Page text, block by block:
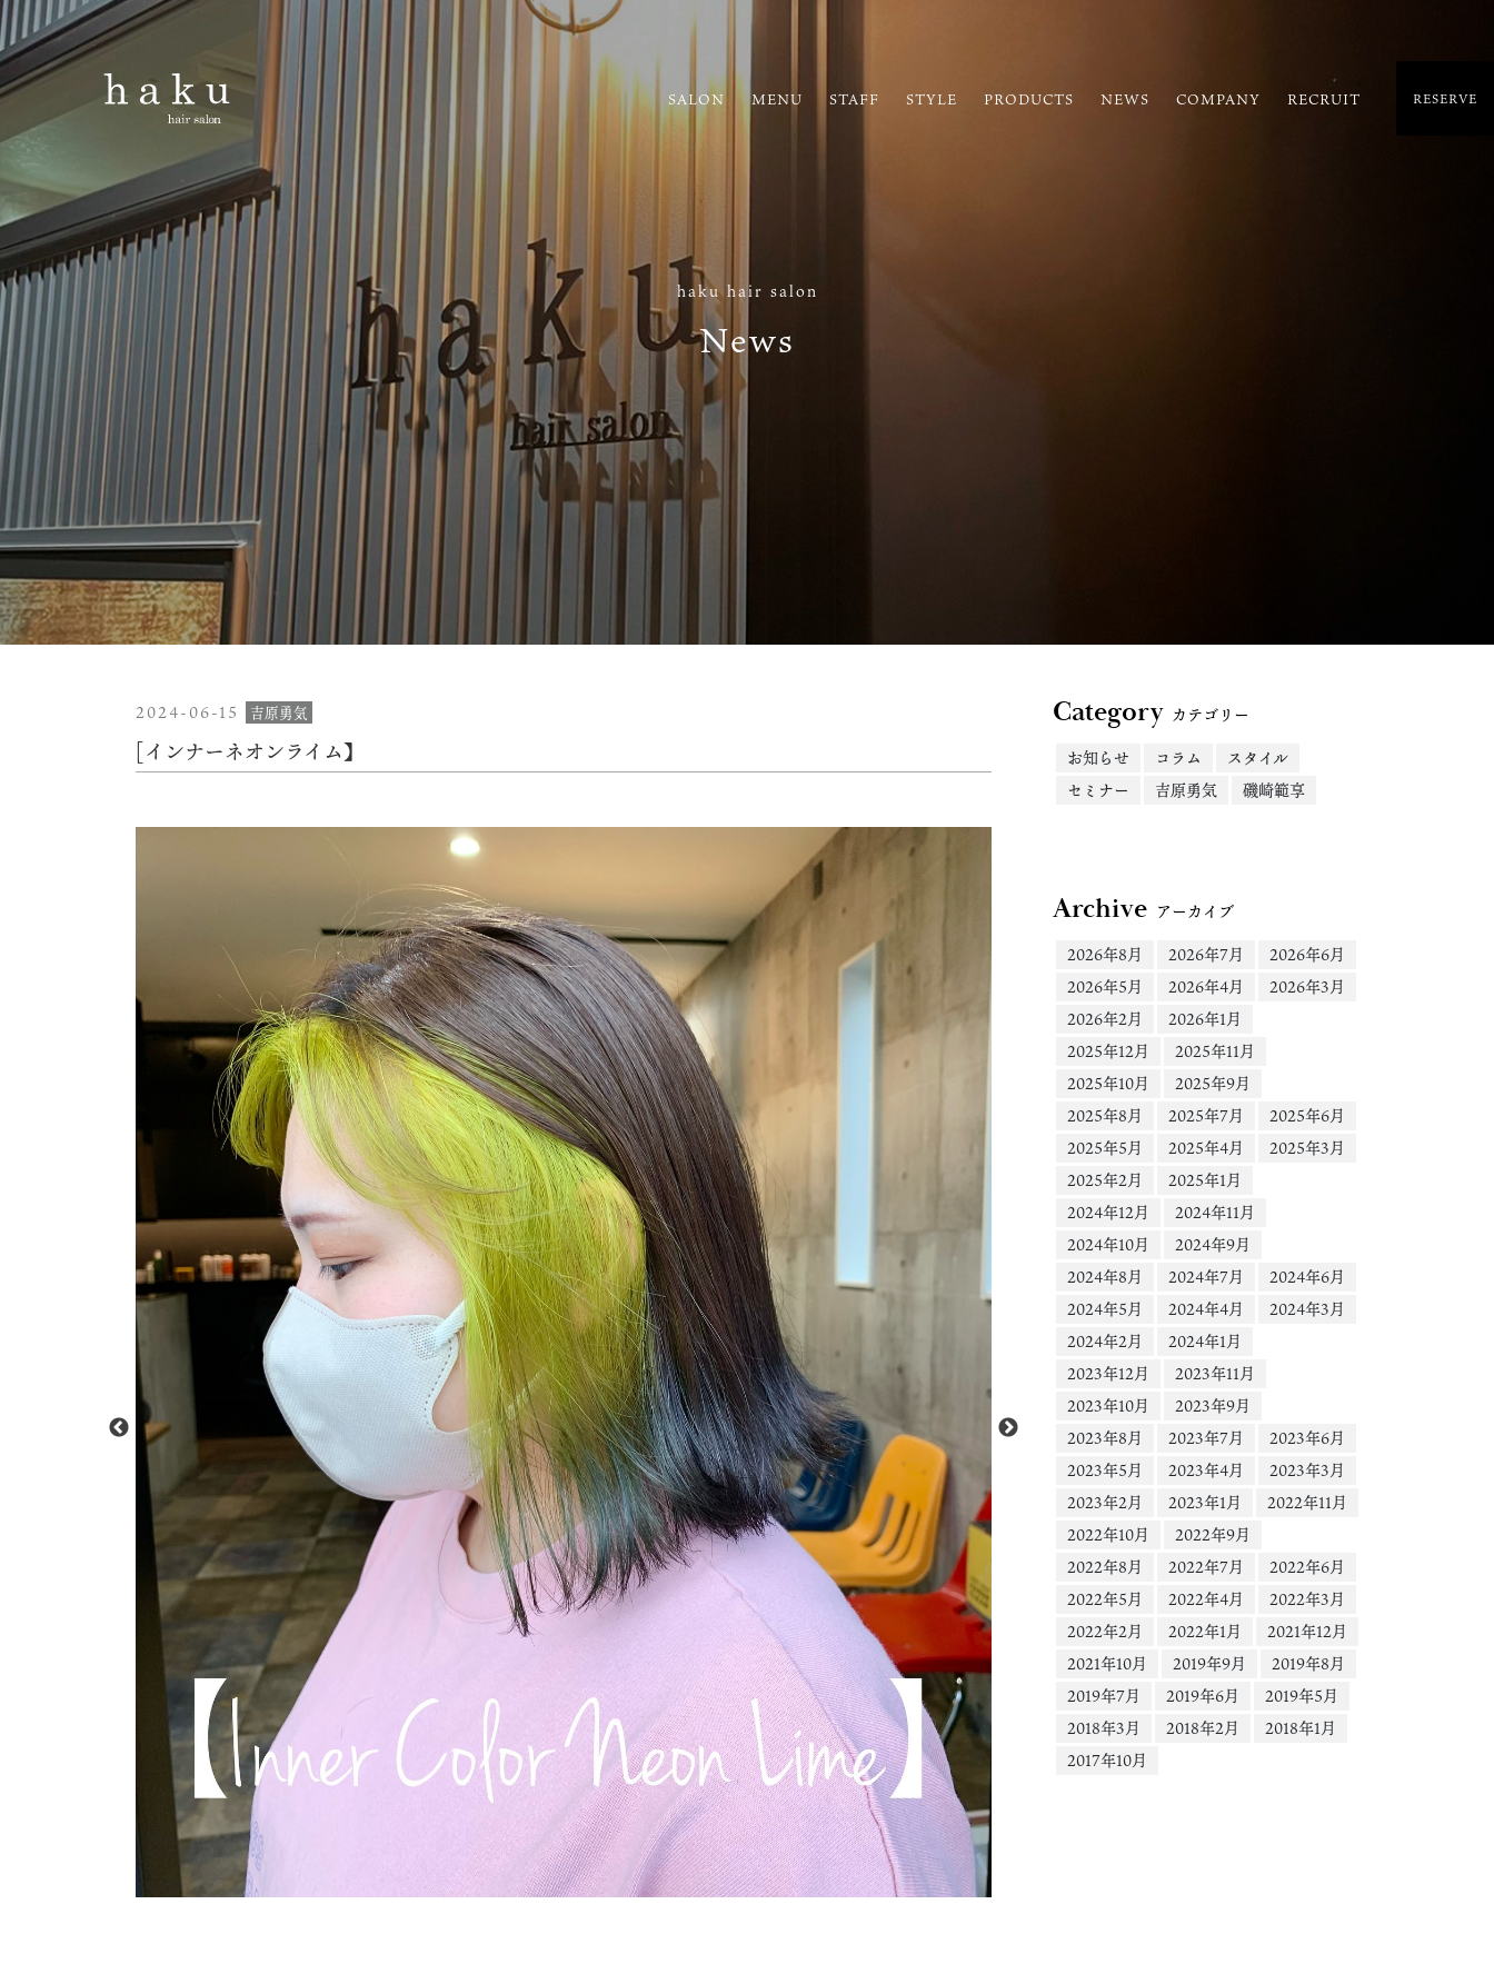
haku hair salon
News
SALON MENU STAFF STYLE PRODUCTS NEWS COMPANY RECRUIT RESERVE
2024-06-15 吉原勇気
[インナーネオンライム】
プ
レ
ー
Media error: Format(s) not supported or source(s) not found
1.cdninstagram.com/o1/v/t16/f2/m69/
v9SKEZYZ0MieLfSd_Wta86tWTFak1G5LK1rHDKAzE4tvN4bLgIS?
Categoryカテゴリー
お知らせ
コラム
スタイル
セミナー
吉原勇気 磯崎範享
Archive アーカイブ
2026年8月
2026年7月
2026年6月
2026年5月
2026年4月
2026年3月
2026年2月
2026年1月
2025年12月
2025年11月
2025年10月
2025年9月
2025年8月
2025年7月
2025年6月
2025年5月
2025年4月
2025年3月
2025年2月
2025年1月
2024年12月
2024年11月
2024年10月
2024年9月
2024年8月
2024年7月
2024年6月
2024年5月
2024年4月
2024年3月
2024年2月
2024年1月
2023年12月
2023年11月
2023年10月
2023年9月
2023年8月
2023年7月
2023年6月
2023年5月
2023年4月
2023年3月
2023年2月
2023年1月
2022年11月
2022年10月
2022年9月
2022年8月
2022年7月
2022年6月
2022年5月
2022年4月
2022年3月
2022年2月
2022年1月
2021年12月
2021年10月
2019年9月
2019年8月
2019年7月
2019年6月
2019年5月
2018年3月
2018年2月
2018年1月
2017年10月